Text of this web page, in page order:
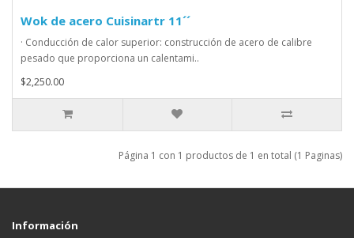
Wok de acero Cuisinartr 11´´
· Conducción de calor superior: construcción de acero de calibre
pesado que proporciona un calentami..
$2,250.00
Página 1 con 1 productos de 1 en total (1 Paginas)
Información